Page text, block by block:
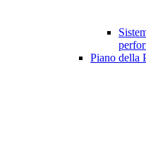
Piano della